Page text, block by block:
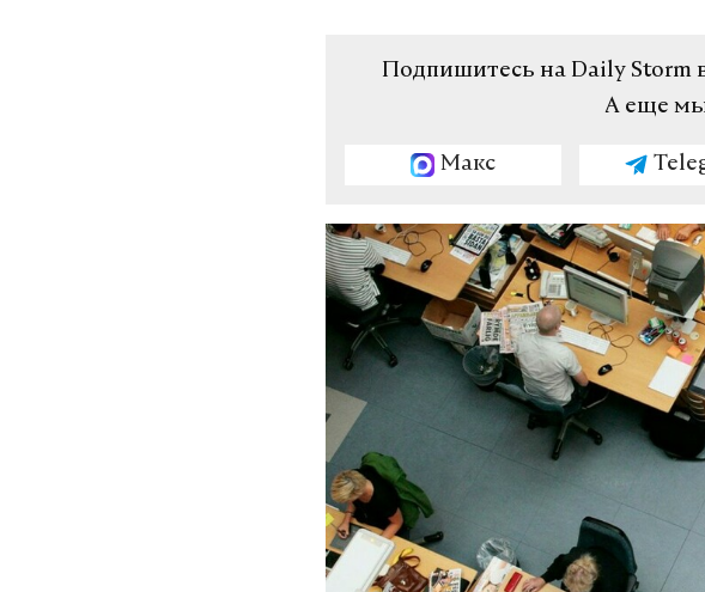
Подпишитесь на Daily Storm
А еще мы
Макс